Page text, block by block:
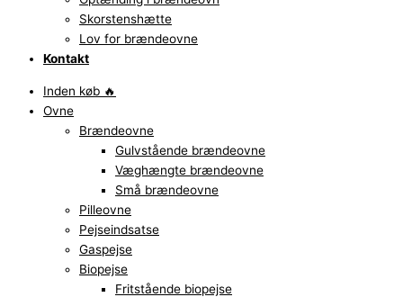
Skorstenshætte
Lov for brændeovne
Kontakt
Inden køb 🔥
Ovne
Brændeovne
Gulvstående brændeovne
Væghængte brændeovne
Små brændeovne
Pilleovne
Pejseindsatse
Gaspejse
Biopejse
Fritstående biopejse